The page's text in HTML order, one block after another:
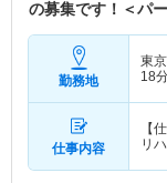
の募集です！＜パ
勤務地
東
18分
仕事内容
【
リ